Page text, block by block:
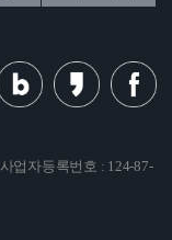
사업자등록번호 : 124-87-